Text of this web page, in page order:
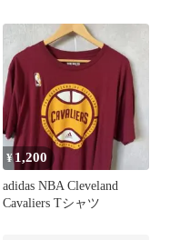
¥ 1,200
adidas NBA Cleveland
Cavaliers Tシャツ